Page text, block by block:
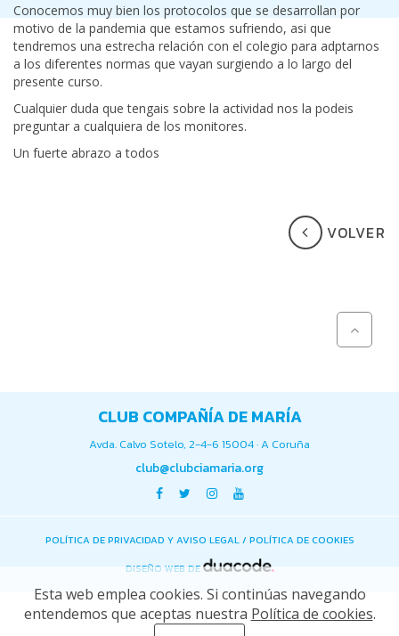
Conocemos muy bien los protocolos que se desarrollan por
motivo de la pandemia que estamos sufriendo, asi que
tendremos una estrecha relación con el colegio para adptarnos
a los diferentes normas que vayan surgiendo a lo largo del
presente curso.
Cualquier duda que tengais sobre la actividad nos la podeis
preguntar a cualquiera de los monitores.
Un fuerte abrazo a todos
VOLVER
CLUB COMPAÑÍA DE MARÍA
Avda. Calvo Sotelo, 2-4-6 15004 · A Coruña
club@clubciamaria.org
POLÍTICA DE PRIVACIDAD Y AVISO LEGAL/ POLÍTICA DE COOKIES
DISEÑO WEB DE
Esta web emplea cookies. Si continúas navegando
entendemos que aceptas nuestra Política de cookies.